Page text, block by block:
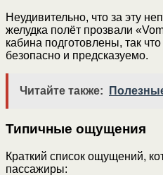
Неудивительно, что за эту
желудка полёт прозвали
кабина подготовлены, так
безопасно и предсказуемо.
Читайте также:
Типичные ощущения
Краткий список ощущений,
пассажиры: